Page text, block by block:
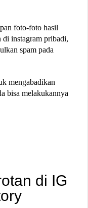
foto-foto hasil
di instagram pribadi,
spam pada
mengabadikan
bisa melakukannya
di IG